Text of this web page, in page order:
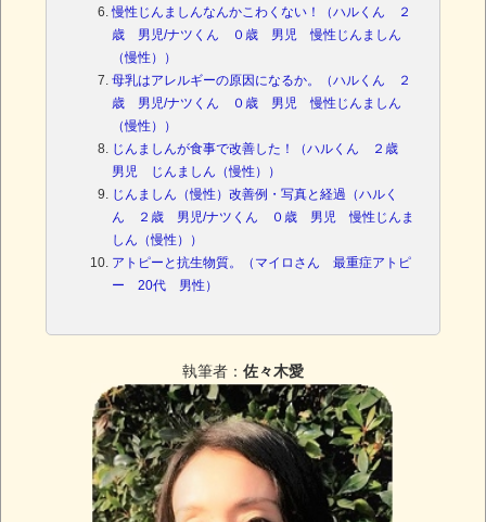
慢性じんましんなんかこわくない！（ハルくん ２
歳 男児/ナツくん ０歳 男児 慢性じんましん
（慢性））
母乳はアレルギーの原因になるか。（ハルくん ２
歳 男児/ナツくん ０歳 男児 慢性じんましん
（慢性））
じんましんが食事で改善した！（ハルくん ２歳
男児 じんましん（慢性））
じんましん（慢性）改善例・写真と経過（ハルく
ん ２歳 男児/ナツくん ０歳 男児 慢性じんま
しん（慢性））
アトピーと抗生物質。（マイロさん 最重症アトピ
ー 20代 男性）
執筆者： 佐々木愛